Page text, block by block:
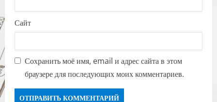
Сайт
Сохранить моё имя, email и адрес сайта в этом
браузере для последующих моих комментариев.